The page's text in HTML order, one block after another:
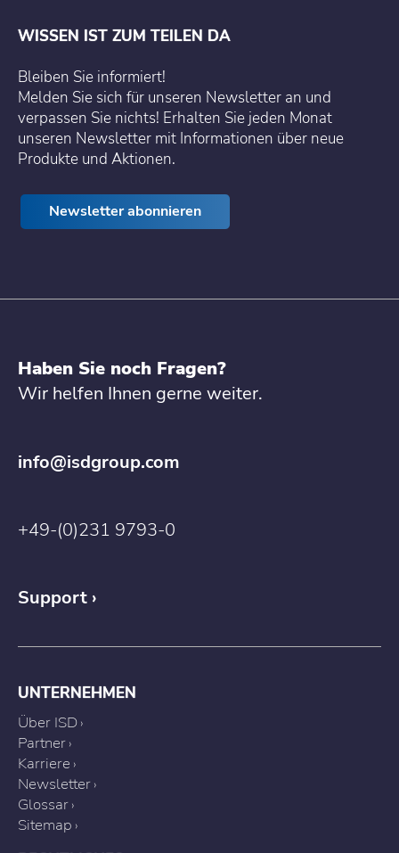
WISSEN IST ZUM TEILEN DA
Bleiben Sie informiert!
Melden Sie sich für unseren Newsletter an und
verpassen Sie nichts! Erhalten Sie jeden Monat
unseren Newsletter mit Informationen über neue
Produkte und Aktionen.
Newsletter abonnieren
Haben Sie noch Fragen?
Wir helfen Ihnen gerne weiter.
info@isdgroup.com
+49-(0)231 9793-0
Support
UNTERNEHMEN
Über ISD
Partner
Karriere
Newsletter
Glossar
Sitemap